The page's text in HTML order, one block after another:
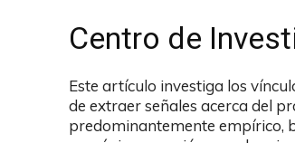
Centro de
Este artículo investiga los
de extraer señales acerca del
predominantemente empírico,